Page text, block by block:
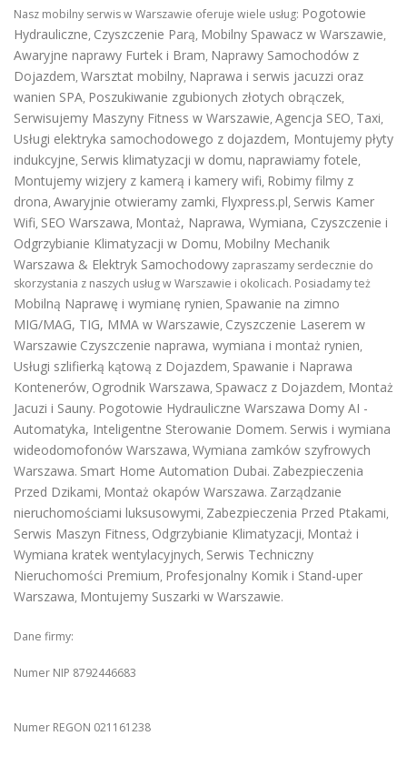
Nasz mobilny serwis w Warszawie oferuje wiele usług: Pogotowie
Hydrauliczne, Czyszczenie Parą, Mobilny Spawacz w Warszawie,
Awaryjne naprawy Furtek i Bram, Naprawy Samochodów z
Dojazdem, Warsztat mobilny, Naprawa i serwis jacuzzi oraz
wanien SPA, Poszukiwanie zgubionych złotych obrączek,
Serwisujemy Maszyny Fitness w Warszawie, Agencja SEO, Taxi,
Usługi elektryka samochodowego z dojazdem, Montujemy płyty
indukcyjne, Serwis klimatyzacji w domu, naprawiamy fotele,
Montujemy wizjery z kamerą i kamery wifi, Robimy filmy z
drona, Awaryjnie otwieramy zamki, Flyxpress.pl, Serwis Kamer
Wifi, SEO Warszawa, Montaż, Naprawa, Wymiana, Czyszczenie i
Odgrzybianie Klimatyzacji w Domu, Mobilny Mechanik
Warszawa & Elektryk Samochodowy zapraszamy serdecznie do
skorzystania z naszych usług w Warszawie i okolicach. Posiadamy też
Mobilną Naprawę i wymianę rynien, Spawanie na zimno
MIG/MAG, TIG, MMA w Warszawie, Czyszczenie Laserem w
Warszawie Czyszczenie naprawa, wymiana i montaż rynien,
Usługi szlifierką kątową z Dojazdem, Spawanie i Naprawa
Kontenerów, Ogrodnik Warszawa, Spawacz z Dojazdem, Montaż
Jacuzi i Sauny. Pogotowie Hydrauliczne Warszawa Domy AI -
Automatyka, Inteligentne Sterowanie Domem. Serwis i wymiana
wideodomofonów Warszawa, Wymiana zamków szyfrowych
Warszawa. Smart Home Automation Dubai. Zabezpieczenia
Przed Dzikami, Montaż okapów Warszawa. Zarządzanie
nieruchomościami luksusowymi, Zabezpieczenia Przed Ptakami,
Serwis Maszyn Fitness, Odgrzybianie Klimatyzacji, Montaż i
Wymiana kratek wentylacyjnych, Serwis Techniczny
Nieruchomości Premium, Profesjonalny Komik i Stand-uper
Warszawa, Montujemy Suszarki w Warszawie.
Dane firmy:
Numer NIP 8792446683
Numer REGON 021161238